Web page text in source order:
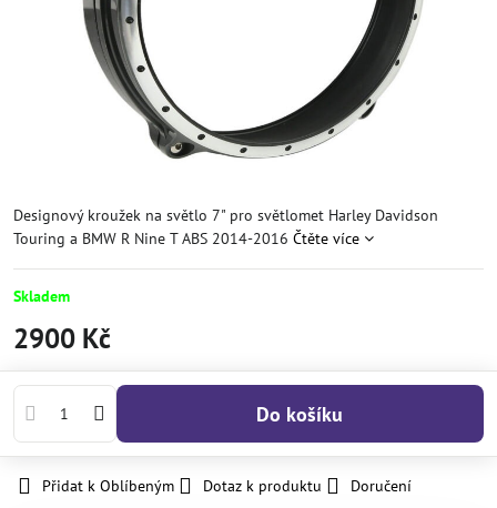
Designový kroužek na světlo 7" pro světlomet Harley Davidson
Touring a BMW R Nine T ABS 2014-2016 Čtěte více
Skladem
2900 Kč
Do košíku
Přidat k Oblíbeným Dotaz k produktu Doručení